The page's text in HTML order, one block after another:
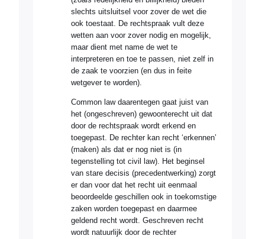
slechts uitsluitsel voor zover de wet die
ook toestaat. De rechtspraak vult deze
wetten aan voor zover nodig en mogelijk,
maar dient met name de wet te
interpreteren en toe te passen, niet zelf in
de zaak te voorzien (en dus in feite
wetgever te worden).
Common law daarentegen gaat juist van
het (ongeschreven) gewoonterecht uit dat
door de rechtspraak wordt erkend en
toegepast. De rechter kan recht ‘erkennen’
(maken) als dat er nog niet is (in
tegenstelling tot civil law). Het beginsel
van stare decisis (precedentwerking) zorgt
er dan voor dat het recht uit eenmaal
beoordeelde geschillen ook in toekomstige
zaken worden toegepast en daarmee
geldend recht wordt. Geschreven recht
wordt natuurlijk door de rechter